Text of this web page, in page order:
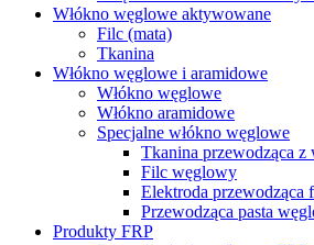
Włókno węglowe aktywowane
Filc (mata)
Tkanina
Włókno węglowe i aramidowe
Włókno węglowe
Włókno aramidowe
Specjalne włókno węglowe
Tkanina przewodząca z
Filc węglowy
Elektroda przewodząca
Przewodząca pasta
Produkty FRP